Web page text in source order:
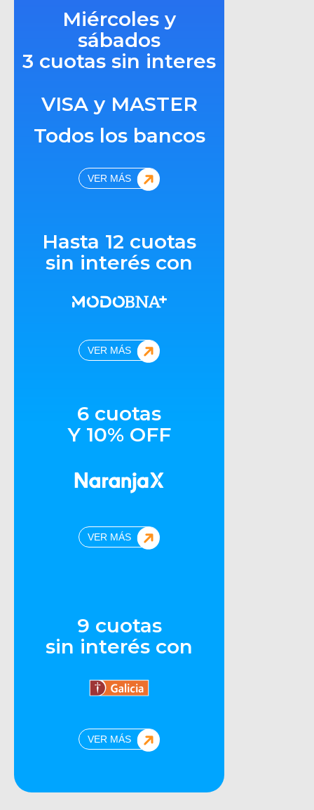
Miércoles y
sábados
3 cuotas sin interes
VISA y MASTER
Todos los bancos
VER MÁS
Hasta 12 cuotas
sin interés con
VER MÁS
6 cuotas
Y 10% OFF
VER MÁS
9 cuotas
sin interés con
VER MÁS